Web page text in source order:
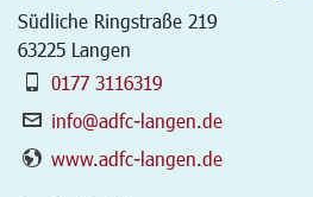
Südliche Ringstraße 219
63225 Langen
0177 3116319
info@adfc-langen.de
www.adfc-langen.de